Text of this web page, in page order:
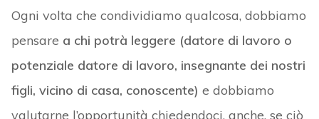
Ogni volta che condividiamo qualcosa, dobbiamo
pensare a chi potrà leggere (datore di lavoro o
potenziale datore di lavoro, insegnante dei nostri
figli, vicino di casa, conoscente) e dobbiamo
valutarne l’opportunità chiedendoci, anche, se ciò